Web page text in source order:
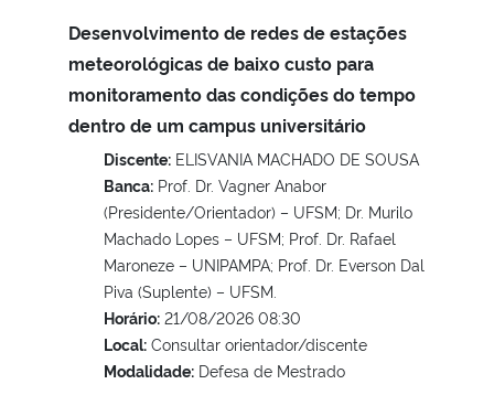
Ministério de Minas e Energia
Ministério da Ciência, Tecnologia, Inovações e Comunicações
Ministério do Meio Ambiente
Ministério do Desenvolvimento Regional
Desenvolvimento de redes de estações
meteorológicas de baixo custo para
monitoramento das condições do tempo
dentro de um campus universitário
Discente: ELISVANIA MACHADO DE SOUSA
Banca: Prof. Dr. Vagner Anabor
(Presidente/Orientador) – UFSM; Dr. Murilo
Machado Lopes – UFSM; Prof. Dr. Rafael
Maroneze – UNIPAMPA; Prof. Dr. Everson Dal
Piva (Suplente) – UFSM.
Horário: 21/08/2026 08:30
Local: Consultar orientador/discente
Modalidade: Defesa de Mestrado